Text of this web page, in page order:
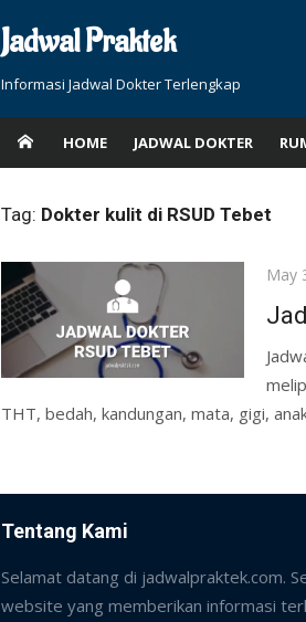
Jadwal Praktek
Informasi Jadwal Dokter Terlengkap
HOME JADWAL DOKTER
Tag: Dokter kulit di RSUD Tebet
May
THT, bedah, kandungan, mata, gigi,
Tentang Kami
Selamat datang di jadwalpraktek.com.
website yang memberikan informasi